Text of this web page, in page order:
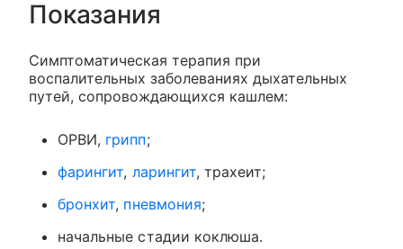
Показания
Симптоматическая терапия при
воспалительных заболеваниях дыхательных
путей, сопровождающихся кашлем:
ОРВИ, грипп;
фарингит, ларингит, трахеит;
бронхит, пневмония;
начальные стадии коклюша.